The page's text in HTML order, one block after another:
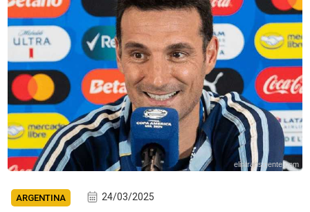
elintransigente.com
ARGENTINA 24/03/2025